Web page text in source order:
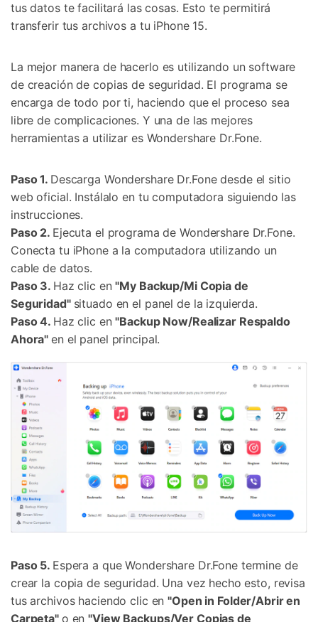
tus datos te facilitará las cosas. Esto te permitirá
transferir tus archivos a tu iPhone 15.
La mejor manera de hacerlo es utilizando un software
de creación de copias de seguridad. El programa se
encarga de todo por ti, haciendo que el proceso sea
libre de complicaciones. Y una de las mejores
herramientas a utilizar es Wondershare Dr.Fone.
Paso 1. Descarga Wondershare Dr.Fone desde el sitio
web oficial. Instálalo en tu computadora siguiendo las
instrucciones.
Paso 2. Ejecuta el programa de Wondershare Dr.Fone.
Conecta tu iPhone a la computadora utilizando un
cable de datos.
Paso 3. Haz clic en"My Backup/Mi Copia de
Seguridad" situado en el panel de la izquierda.
Paso 4. Haz clic en"Backup Now/Realizar Respaldo
Ahora"en el panel principal.
Paso 5. Espera a que Wondershare Dr.Fone termine de
crear la copia de seguridad. Una vez hecho esto, revisa
tus archivos haciendo clic en"Open in Folder/Abrir en
Carpeta" o en"View Backups/Ver Copias de
Controla tu teléfono con Dr.Fone
+50M usuarios y +17 años de confianza
Desbloquea, repara y protege tu teléfono
Recupera y transfiere datos fácilmente
Tecnología IA: sin conocimientos técnicos
Abrir App Prueba Online